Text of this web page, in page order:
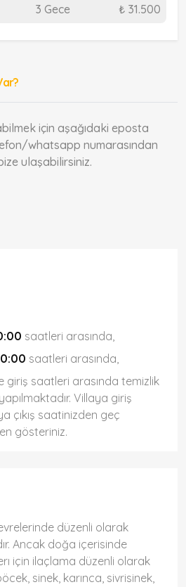
3 Gece ₺ 31.500
için aşağıdaki eposta
whatsapp numarasından
ulaşabilirsiniz.
saatleri arasında,
saatleri arasında,
giriş saatleri arasında temizlik
Villaya giriş
çıkış saatinizden geç
gösteriniz.
düzenli olarak
Ancak doğa içerisinde
için ilaçlama düzenli olarak
sinek, karınca, sivrisinek,